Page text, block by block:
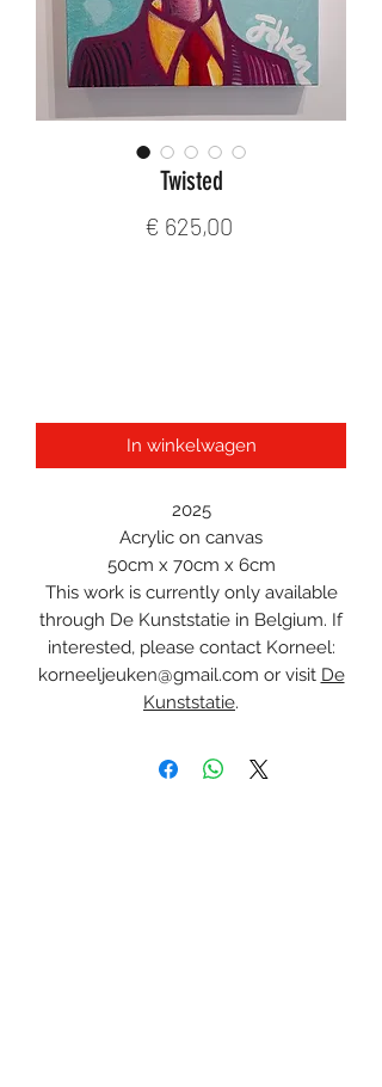
Twisted
€ 625,00Prijs
In winkelwagen
2025
Acrylic on canvas
50cm x 70cm x 6cm
This work is currently only available
through De Kunststatie in Belgium. If
interested, please contact Korneel:
korneeljeuken@gmail.com or visit De
Kunststatie.